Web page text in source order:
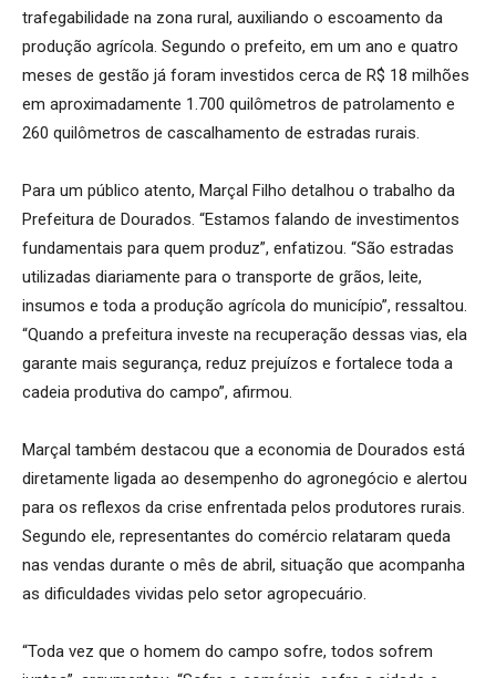
trafegabilidade na zona rural, auxiliando o escoamento da
produção agrícola. Segundo o prefeito, em um ano e quatro
meses de gestão já foram investidos cerca de R$ 18 milhões
em aproximadamente 1.700 quilômetros de patrolamento e
260 quilômetros de cascalhamento de estradas rurais.
Para um público atento, Marçal Filho detalhou o trabalho da
Prefeitura de Dourados. “Estamos falando de investimentos
fundamentais para quem produz”, enfatizou. “São estradas
utilizadas diariamente para o transporte de grãos, leite,
insumos e toda a produção agrícola do município”, ressaltou.
“Quando a prefeitura investe na recuperação dessas vias, ela
garante mais segurança, reduz prejuízos e fortalece toda a
cadeia produtiva do campo”, afirmou.
Marçal também destacou que a economia de Dourados está
diretamente ligada ao desempenho do agronegócio e alertou
para os reflexos da crise enfrentada pelos produtores rurais.
Segundo ele, representantes do comércio relataram queda
nas vendas durante o mês de abril, situação que acompanha
as dificuldades vividas pelo setor agropecuário.
“Toda vez que o homem do campo sofre, todos sofrem